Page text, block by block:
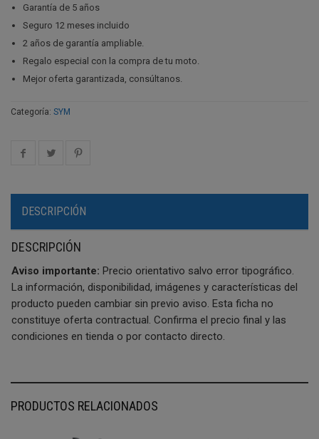
Garantía de 5 años
Seguro 12 meses incluido
2 años de garantía ampliable.
Regalo especial con la compra de tu moto.
Mejor oferta garantizada, consúltanos.
Categoría: SYM
DESCRIPCIÓN
DESCRIPCIÓN
Aviso importante: Precio orientativo salvo error tipográfico.
La información, disponibilidad, imágenes y características del
producto pueden cambiar sin previo aviso. Esta ficha no
constituye oferta contractual. Confirma el precio final y las
condiciones en tienda o por contacto directo.
PRODUCTOS RELACIONADOS